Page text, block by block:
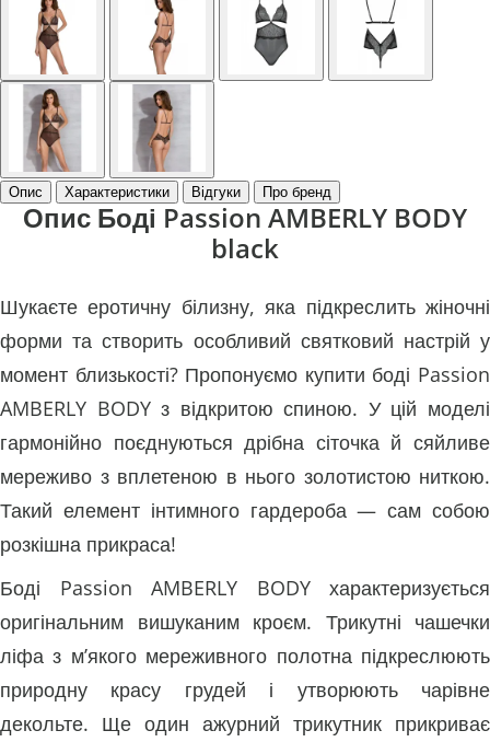
Опис Характеристики Відгуки Про бренд
Опис Боді Passion AMBERLY BODY
black
Шукаєте еротичну білизну, яка підкреслить жіночні
форми та створить особливий святковий настрій у
момент близькості? Пропонуємо купити боді Passion
AMBERLY BODY з відкритою спиною. У цій моделі
гармонійно поєднуються дрібна сіточка й сяйливе
мереживо з вплетеною в нього золотистою ниткою.
Такий елемент інтимного гардероба — сам собою
розкішна прикраса!
Боді Passion AMBERLY BODY характеризується
оригінальним вишуканим кроєм. Трикутні чашечки
ліфа з м’якого мереживного полотна підкреслюють
природну красу грудей і утворюють чарівне
декольте. Ще один ажурний трикутник прикриває